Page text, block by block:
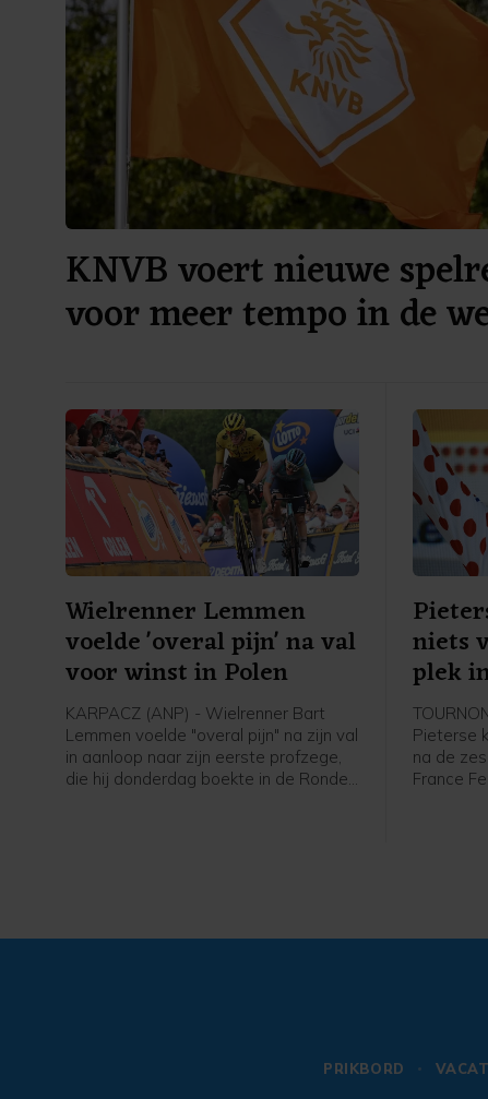
KNVB voert nieuwe
voor meer tempo in de
Wielrenner Lemmen
voelde 'overal pijn' na val
voor winst in Polen
KARPACZ (ANP) - Wielrenner Bart
Lemmen voelde "overal pijn" na zijn val
in aanloop naar zijn eerste profzege,
die hij donderdag boekte in de Ronde
niets
plek
Pieterse
na de
France
PRIKBORD